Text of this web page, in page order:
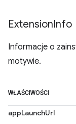
ExtensionInfo
Informacje o
motywie.
WŁAŚCIWOŚCI
appLaunchUrl